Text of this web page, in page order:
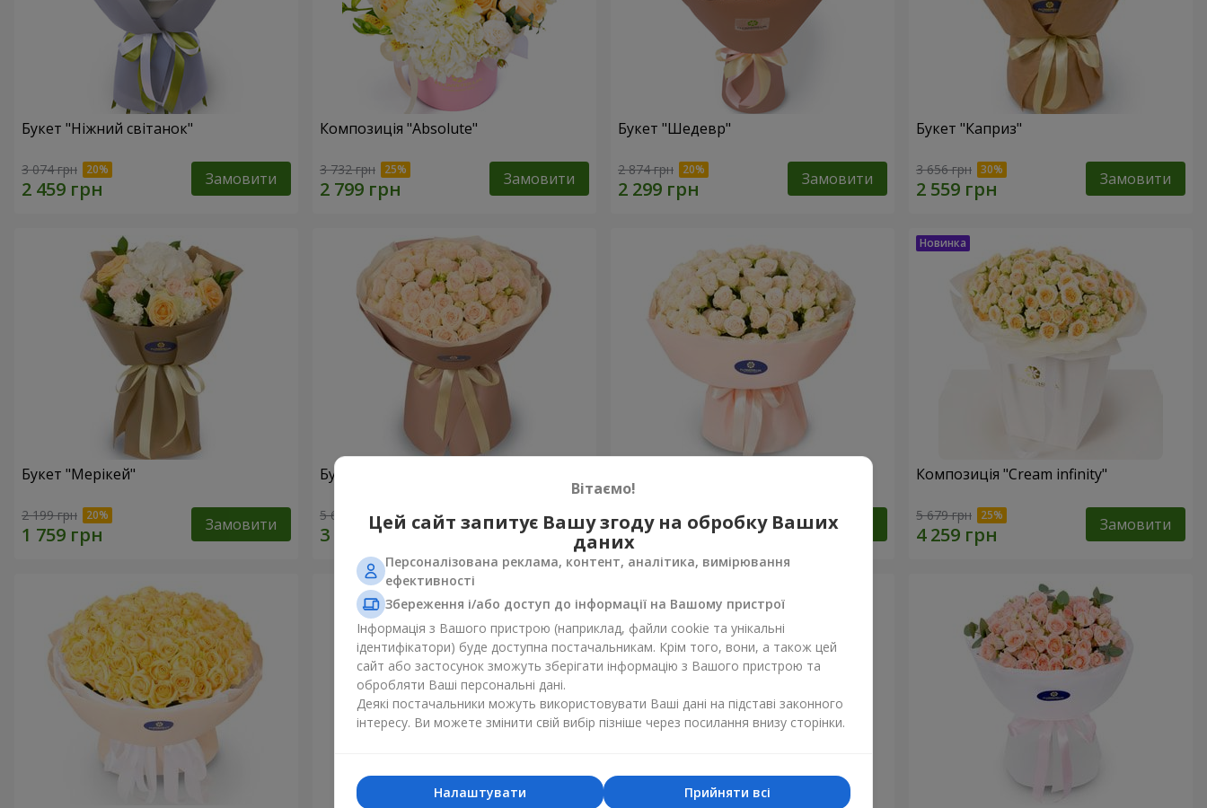
Букет "Ніжний світанок"
3 074 грн Замовити
Композиція "Absolute"
3 732 грн Замовити
Букет "Шедевр"
2 874 грн Замовити
Букет "Каприз"
3 656 грн Замовити
Букет "Мерікей"
2 199 грн Замовити
Букет "Cream Rose"
5 691 грн Замовити
троянди
10 614 грн Замовити
Композиція "Cream infinity"
5 679 грн Замовити
Вітаємо!
Цей сайт запитує Вашу згоду на обробку Ваших
даних
Персоналізована реклама, контент, аналітика, вимірювання
ефективності
Збереження і/або доступ до інформації на Вашому пристрої
Інформація з Вашого пристрою (наприклад, файли cookie та унікальні
ідентифікатори) буде доступна постачальникам. Крім того, вони, а також цей
сайт або застосунок зможуть зберігати інформацію з Вашого пристрою та
обробляти Ваші персональні дані.
Деякі постачальники можуть використовувати Ваші дані на підставі законного
інтересу. Ви можете змінити свій вибір пізніше через посилання внизу сторінки.
Прийняти всі
Налаштувати